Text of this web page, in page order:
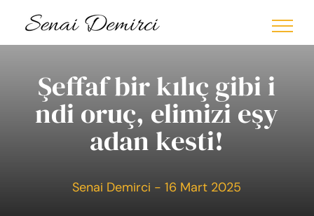
content
Şeffaf bir kılıç gibi i
ndi oruç, elimizi eşy
adan kesti!
Senai Demirci - 16 Mart 2025